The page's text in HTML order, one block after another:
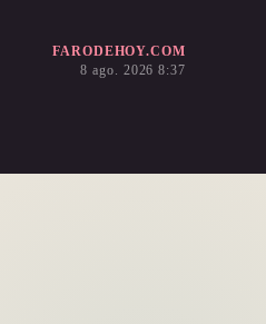
FARODEHOY.COM
8 ago. 2026 8:37